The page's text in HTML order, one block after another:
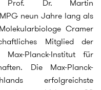
Prof. Dr. Martin
neun Jahre lang als
Cramer
Mitglied der
Planck-Institut für
Die Max-Planck-
erfolgreichste